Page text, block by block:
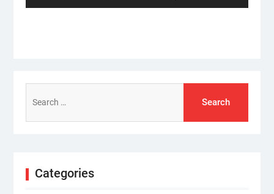
post:
for:
Categories